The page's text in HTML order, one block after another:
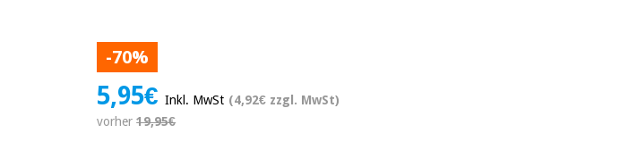
-70%
5,95€Inkl. MwSt (4,92€ zzgl. MwSt)
vorher19,95€